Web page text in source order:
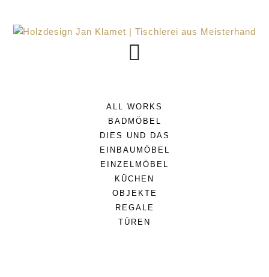
ALL WORKS
BADMÖBEL
DIES UND DAS
EINBAUMÖBEL
EINZELMÖBEL
KÜCHEN
OBJEKTE
REGALE
TÜREN